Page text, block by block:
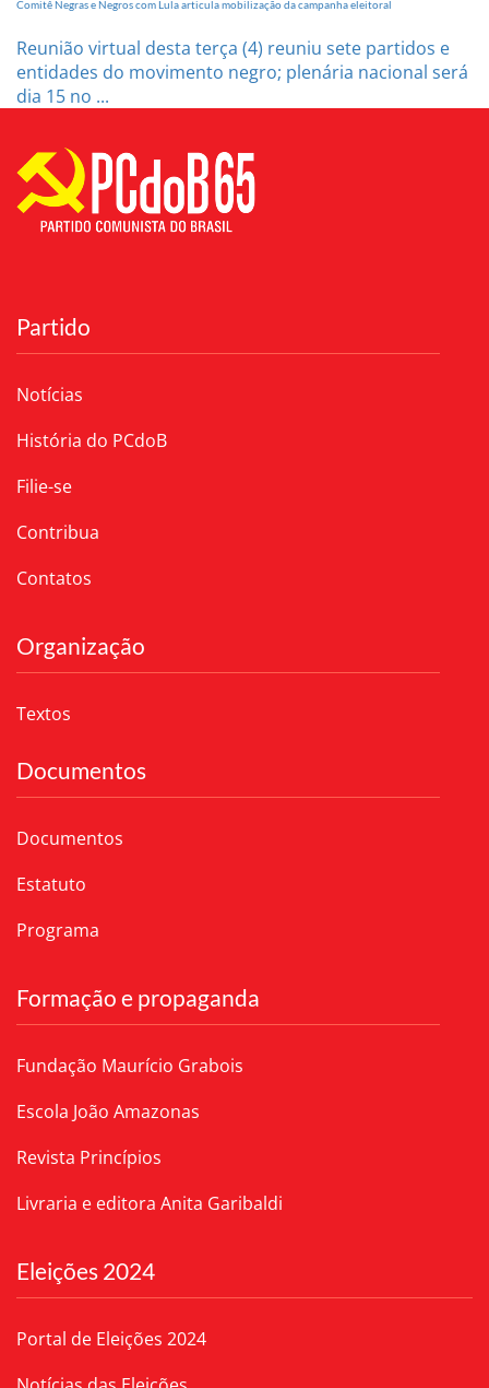
Comitê Negras e Negros com Lula articula mobilização da campanha eleitoral
Reunião virtual desta terça (4) reuniu sete partidos e
entidades do movimento negro; plenária nacional será
dia 15 no ...
Partido
Notícias
História do PCdoB
Filie-se
Contribua
Contatos
Organização
Textos
Documentos
Documentos
Estatuto
Programa
Formação e propaganda
Fundação Maurício Grabois
Escola João Amazonas
Revista Princípios
Livraria e editora Anita Garibaldi
Eleições 2024
Portal de Eleições 2024